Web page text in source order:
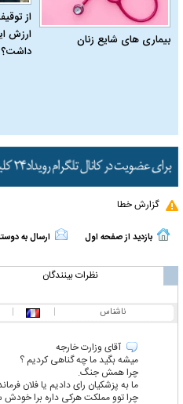
بیماری‌ های شایع زنان
از
ارزش
داشت؟
گزارش خطا
بازدید از صفحه اول ارسال به
نظرات بینندگان
ناشناس |
|
آقای وزارت خارجه
میشه بگید ما چه گناهی کردیم ؟
چرا همش جنگ.
ما به پزشکیان رای دادیم یا فلان
چرا توو مملکت هرکی داره برا خودش
آخرین پرده از حیات سیاسی یک سلسله |
روایتی از آخرین مصاحبه‌ی شاه در ایران